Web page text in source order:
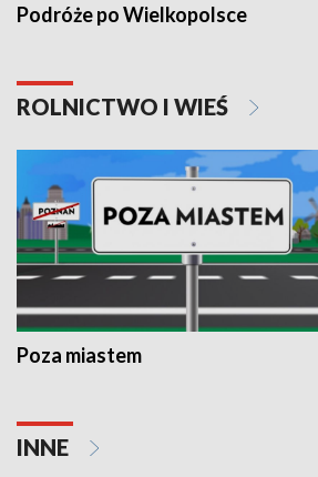
Podróże po Wielkopolsce
ROLNICTWO I WIEŚ
Poza miastem
INNE